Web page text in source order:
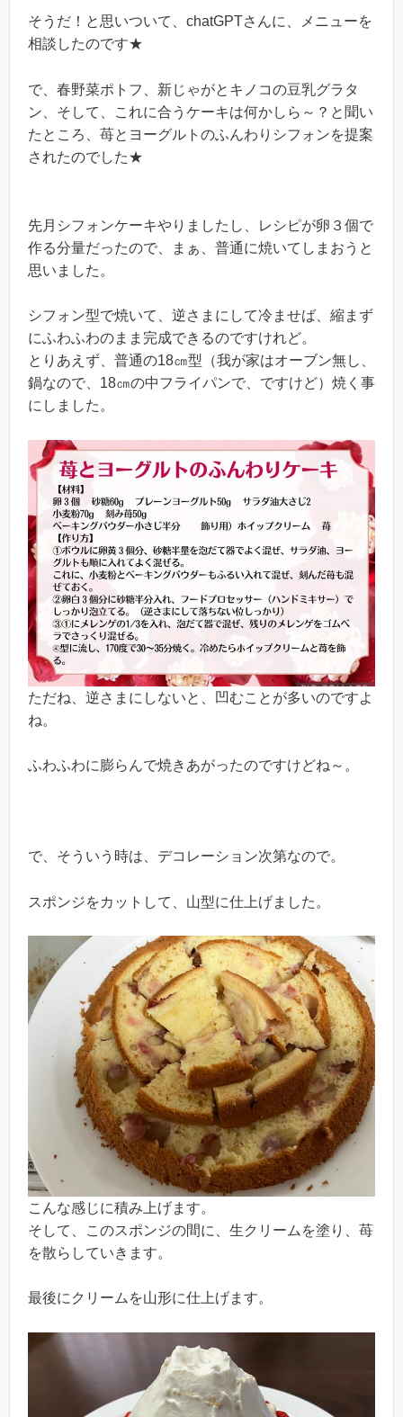
そうだ！と思いついて、chatGPTさんに、メニューを
相談したのです★
で、春野菜ポトフ、新じゃがとキノコの豆乳グラタ
ン、そして、これに合うケーキは何かしら～？と聞い
たところ、苺とヨーグルトのふんわりシフォンを提案
されたのでした★
先月シフォンケーキやりましたし、レシピが卵３個で
作る分量だったので、まぁ、普通に焼いてしまおうと
思いました。
シフォン型で焼いて、逆さまにして冷ませば、縮まず
にふわふわのまま完成できるのですけれど。
とりあえず、普通の18㎝型（我が家はオーブン無し、
鍋なので、18㎝の中フライパンで、ですけど）焼く事
にしました。
ただね、逆さまにしないと、凹むことが多いのですよ
ね。
ふわふわに膨らんで焼きあがったのですけどね～。
で、そういう時は、デコレーション次第なので。
スポンジをカットして、山型に仕上げました。
こんな感じに積み上げます。
そして、このスポンジの間に、生クリームを塗り、苺
を散らしていきます。
最後にクリームを山形に仕上げます。